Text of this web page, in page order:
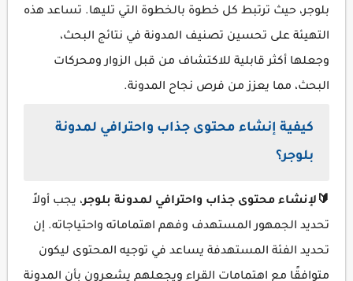
بلوجر، حيث ترتبط كل خطوة بالخطوة التي تليها. تساعد هذه
التهيئة على تحسين تصنيف المدونة في نتائج البحث،
وجعلها أكثر قابلية للاكتشاف من قبل الزوار ومحركات
البحث، مما يعزز من فرص نجاح المدونة.
كيفية إنشاء محتوى جذاب واحترافي لمدونة
بلوجر؟
🔰لإنشاء محتوى جذاب واحترافي لمدونة بلوجر، يجب أولاً
تحديد الجمهور المستهدف وفهم اهتماماته واحتياجاته. إن
تحديد الفئة المستهدفة يساعد في توجيه المحتوى ليكون
متوافقًا مع اهتمامات القراء ويجعلهم يشعرون بأن المدونة